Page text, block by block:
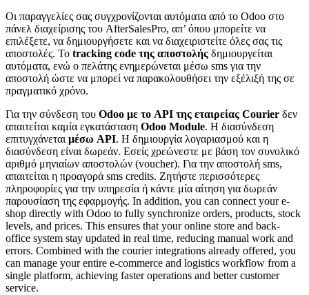
Οι παραγγελίες σας συγχρονίζονται αυτόματα από το Odoo στο
πάνελ διαχείρισης του AfterSalesPro, απ’ όπου μπορείτε να
επιλέξετε, να δημιουργήσετε και να διαχειριστείτε όλες σας τις
αποστολές. Το tracking code της αποστολής δημιουργείται
αυτόματα, ενώ ο πελάτης ενημερώνεται μέσω sms για την
αποστολή ώστε να μπορεί να παρακολουθήσει την εξέλιξή της σε
πραγματικό χρόνο.
Για την σύνδεση του Odoo με το API της εταιρείας Courier δεν
απαιτείται καμία εγκατάσταση Odoo Module. H διασύνδεση
επιτυγχάνεται μέσω API. Η δημιουργία λογαριασμού και η
διασύνδεση είναι δωρεάν. Εσείς χρεώνεστε με βάση τον συνολικό
αριθμό μηνιαίων αποστολών (voucher). Για την αποστολή sms,
απαιτείται η προαγορά sms credits. Ζητήστε περισσότερες
πληροφορίες για την υπηρεσία ή κάντε μία αίτηση για δωρεάν
παρουσίαση της εφαρμογής. In addition, you can connect your e-
shop directly with Odoo to fully synchronize orders, products, stock
levels, and prices. This ensures that your online store and back-
office system stay updated in real time, reducing manual work and
errors. Combined with the courier integrations already offered, you
can manage your entire e-commerce and logistics workflow from a
single platform, achieving faster operations and better customer
service.